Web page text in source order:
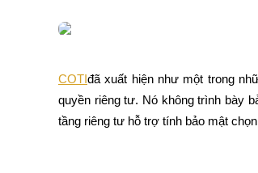
Futures sử dụng USDT làm tài sản thế chấp
COTIđã xuất hiện như một trong
quyền riêng tư. Nó không trình bày
tầng riêng tư hỗ trợ tính bảo mật